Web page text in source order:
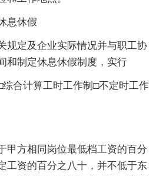
息休假
规定及企业实际情况并与职工协
和制定休息休假制度，实行
合计算工时工作制□不定时工作
甲方相同岗位最低档工资的百分
工资的百分之八十，并不低于东